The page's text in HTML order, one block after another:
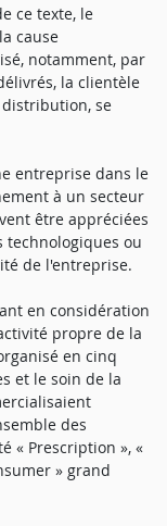
ce texte, le
cause
notamment, par
la clientèle
se
entreprise dans le
à un secteur
être appréciées
technologiques ou
de l'entreprise.
en considération
propre de la
en cinq
et le soin de la
des
« Prescription », «
» grand